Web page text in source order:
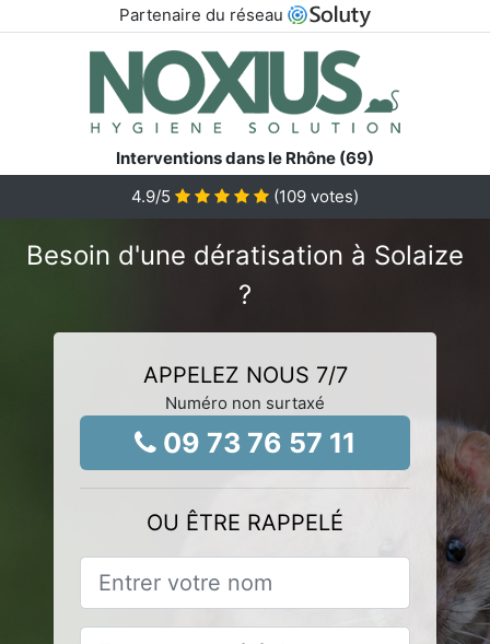
Partenaire du réseau
Interventions dans le Rhône (69)
4.9/5 (109 votes)
Besoin d'une dératisation à Solaize
?
APPELEZ NOUS 7/7
Numéro non surtaxé
09 73 76 57 11
OU ÊTRE RAPPELÉ